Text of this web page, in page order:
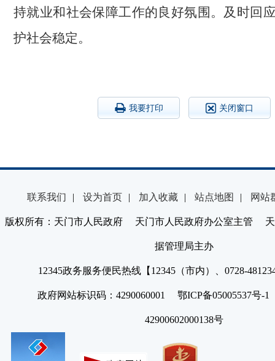
持就业和社会保障工作的良好氛围。及时回
护社会稳定。
我要打印 关闭窗口
联系我们 | 设为首页 | 加入收藏 | 站点地图 | 网站
版权所有：天门市人民政府 天门市人民政府办公室主管 天
据管理局主办
12345政务服务便民热线【12345（市内）、0728-
政府网站标识码：4290060001 鄂ICP备05005537号
42900602000138号